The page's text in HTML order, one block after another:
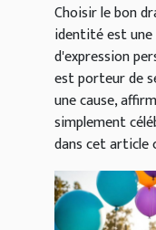
Choisir le bon
identité est une
d'expression
est porteur de
une cause,
simplement
dans cet article